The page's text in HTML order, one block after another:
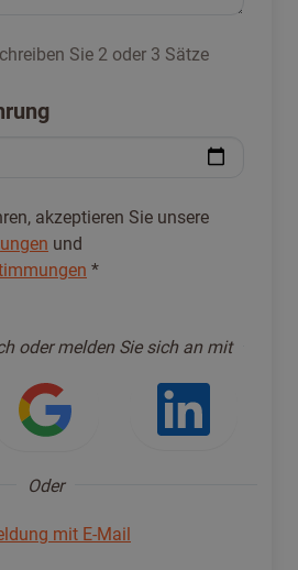
Sie 2 oder 3 Sätze
akzeptieren Sie unsere
und
*
oder melden Sie sich an mit
mit Facebook
Anmeldung mit
Oder
mit E-Mail